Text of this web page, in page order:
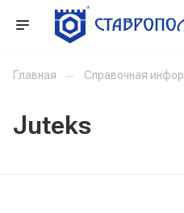
Главная — Справочная
Juteks